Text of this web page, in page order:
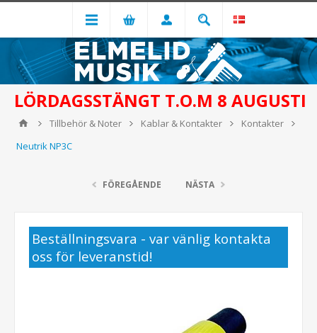
LÖRDAGSSTÄNGT T.O.M 8 AUGUSTI
Tillbehör & Noter Kablar & Kontakter
Kontakter
Neutrik NP3C
FÖREGÅENDE NÄSTA
Beställningsvara - var vänlig kontakta
oss för leveranstid!